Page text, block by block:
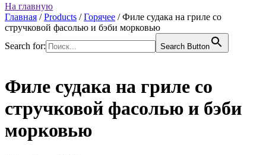
На главную
Главная /Products /Горячее /Филе судака на гриле со
стручковой фасолью и бэби морковью
Search for:
Search Button
Филе судака на гриле со
стручковой фасолью и бэби
морковью